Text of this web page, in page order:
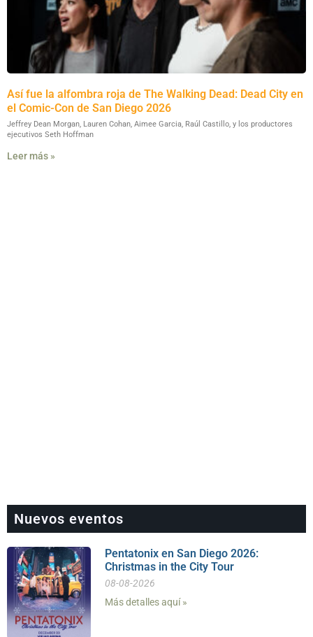
Así fue la alfombra roja de The Walking Dead: Dead City en
el Comic-Con de San Diego 2026
Jeffrey Dean Morgan, Lauren Cohan, Aimee Garcia, Raúl Castillo, y los productores
ejecutivos Seth Hoffman
Leer más »
Nuevos eventos
Pentatonix en San Diego 2026:
Christmas in the City Tour
08-08-2026
Más detalles aquí »